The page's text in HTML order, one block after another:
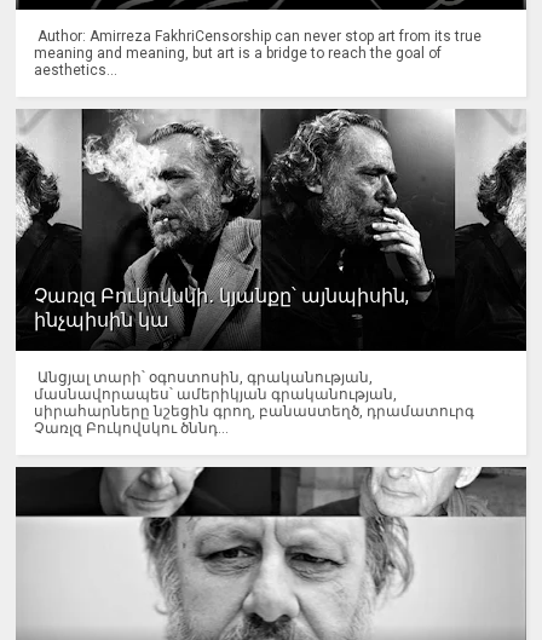
Author: Amirreza FakhriCensorship can never stop art from its true
meaning and meaning, but art is a bridge to reach the goal of
aesthetics...
Չառլզ Բուկովսկի․ կյանքը՝ այնպիսին,
ինչպիսին կա
Անցյալ տարի՝ օգոստոսին, գրականության,
մասնավորապես՝ ամերիկյան գրականության,
սիրահարները նշեցին գրող, բանաստեղծ, դրամատուրգ
Չառլզ Բուկովսկու ծննդ...